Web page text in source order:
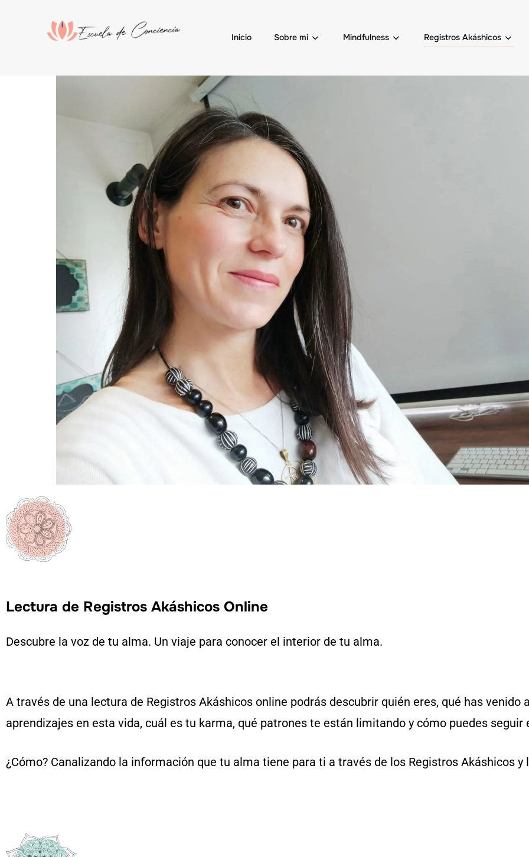
Inicio Sobre mi Mindfulness Registros Akáshicos
Lectura de Registros Akáshicos Online
Descubre la voz de tu alma. Un viaje para conocer el interior de tu alma.
A través de una lectura de Registros Akáshicos online podrás descubrir quién eres, qué has venido
aprendizajes en esta vida, cuál es tu karma, qué patrones te están limitando y cómo puedes seguir
¿Cómo? Canalizando la información que tu alma tiene para ti a través de los Registros Akáshicos y